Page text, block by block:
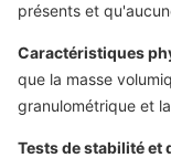
présents et
Caractéristiques
que la masse
granulométrique et
Tests de stabilité et